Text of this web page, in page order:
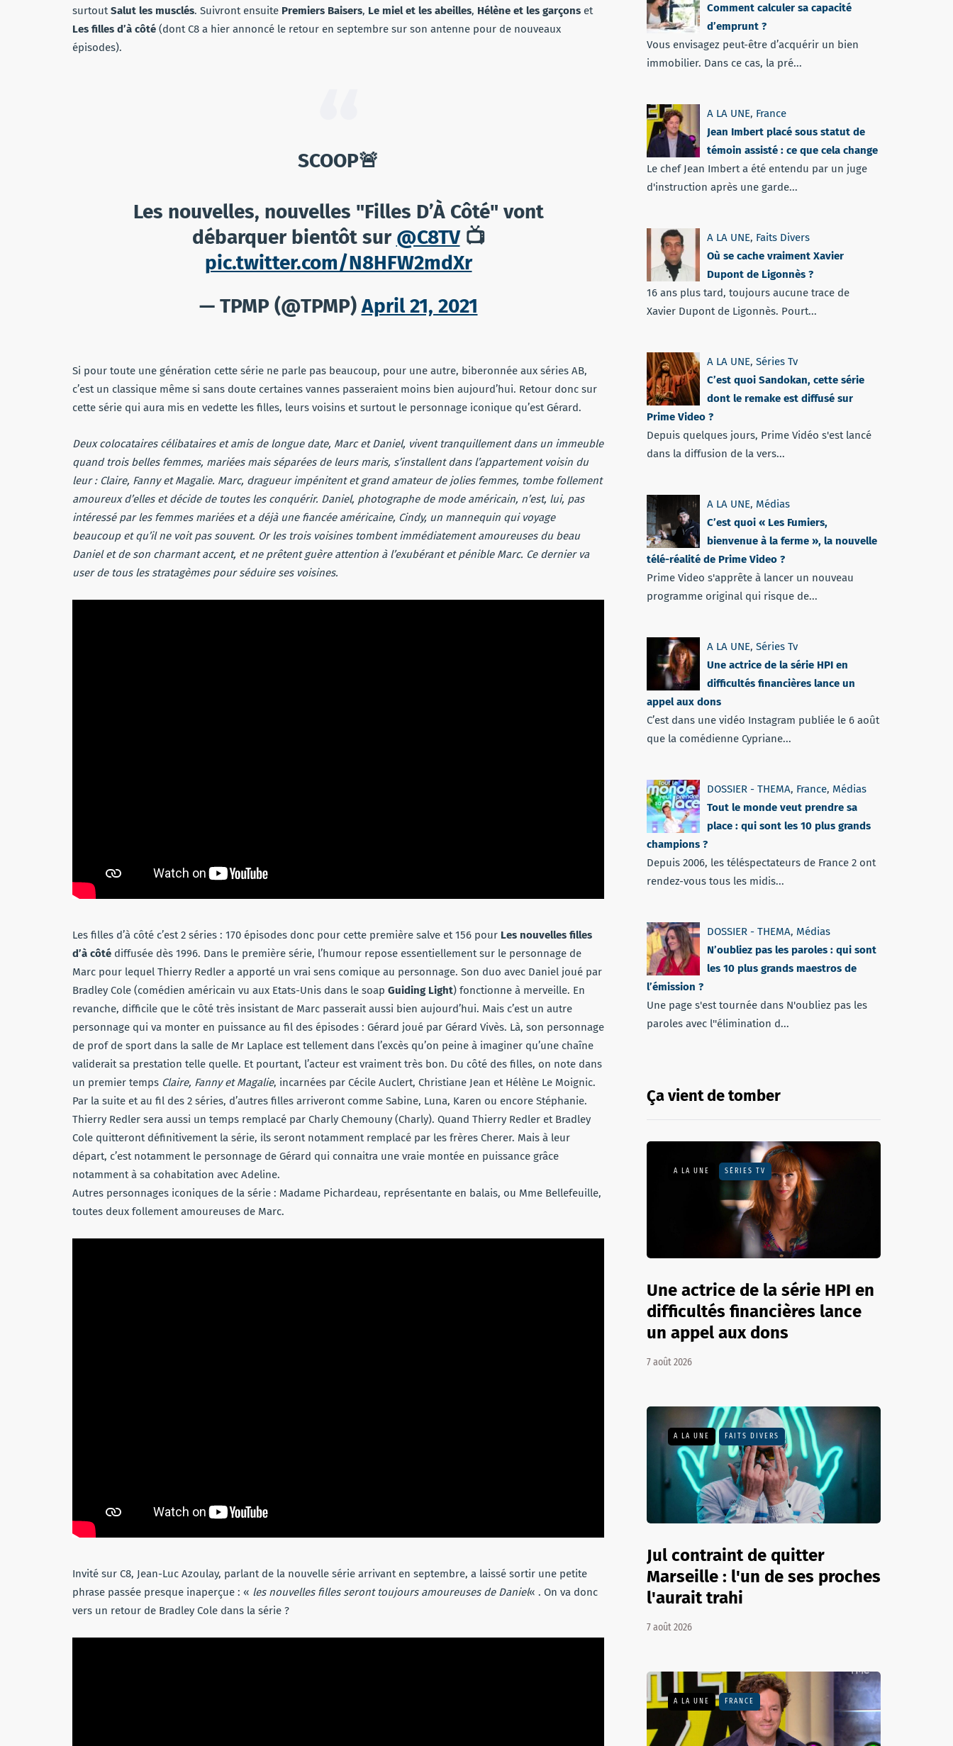
surtoutSalut les musclés. Suivront ensuite Premiers Baisers, Le miel et les abeilles, Hélène et les garçons et
Les filles d’à côté (dont C8 a hier annoncé le retour en septembre sur son antenne pour de nouveaux
épisodes).
SCOOP🚨
Les nouvelles, nouvelles "Filles D’À Côté" vont
débarquer bientôt sur @C8TV📺
pic.twitter.com/N8HFW2mdXr
— TPMP (@TPMP)April 21, 2021
Si pour toute une génération cette série ne parle pas beaucoup, pour une autre, biberonnée aux séries AB,
c’est un classique même si sans doute certaines vannes passeraient moins bien aujourd’hui. Retour donc sur
cette série qui aura mis en vedette les filles, leurs voisins et surtout le personnage iconique qu’est Gérard.
Deux colocataires célibataires et amis de longue date, Marc et Daniel, vivent tranquillement dans un immeuble
quand trois belles femmes, mariées mais séparées de leurs maris, s’installent dans l’appartement voisin du
leur : Claire, Fanny et Magalie. Marc, dragueur impénitent et grand amateur de jolies femmes, tombe follement
amoureux d’elles et décide de toutes les conquérir. Daniel, photographe de mode américain, n’est, lui, pas
intéressé par les femmes mariées et a déjà une fiancée américaine, Cindy, un mannequin qui voyage
beaucoup et qu’il ne voit pas souvent. Or les trois voisines tombent immédiatement amoureuses du beau
Daniel et de son charmant accent, et ne prêtent guère attention à l’exubérant et pénible Marc. Ce dernier va
user de tous les stratagèmes pour séduire ses voisines.
Les filles d’à côté c’est 2 séries : 170 épisodes donc pour cette première salve et 156 pour Les nouvelles filles
d’à côté diffusée dès 1996. Dans le première série, l’humour repose essentiellement sur le personnage de
Marc pour lequel Thierry Redler a apporté un vrai sens comique au personnage. Son duo avec Daniel joué par
Bradley Cole (comédien américain vu aux Etats-Unis dans le soap Guiding Light) fonctionne à merveille. En
revanche, difficile que le côté très insistant de Marc passerait aussi bien aujourd’hui. Mais c’est un autre
personnage qui va monter en puissance au fil des épisodes : Gérard joué par Gérard Vivès. Là, son personnage
de prof de sport dans la salle de Mr Laplace est tellement dans l’excès qu’on peine à imaginer qu’une chaîne
validerait sa prestation telle quelle. Et pourtant, l’acteur est vraiment très bon. Du côté des filles, on note dans
un premier temps Claire, Fanny et Magalie, incarnées par Cécile Auclert, Christiane Jean et Hélène Le Moignic.
Par la suite et au fil des 2 séries, d’autres filles arriveront comme Sabine, Luna, Karen ou encore Stéphanie.
Thierry Redler sera aussi un temps remplacé par Charly Chemouny (Charly). Quand Thierry Redler et Bradley
Cole quitteront définitivement la série, ils seront notamment remplacé par les frères Cherer. Mais à leur
départ, c’est notamment le personnage de Gérard qui connaitra une vraie montée en puissance grâce
notamment à sa cohabitation avec Adeline.
Autres personnages iconiques de la série : Madame Pichardeau, représentante en balais, ou Mme Bellefeuille,
toutes deux follement amoureuses de Marc.
Invité sur C8, Jean-Luc Azoulay, parlant de la nouvelle série arrivant en septembre, a laissé sortir une petite
phrase passée presque inaperçue : « les nouvelles filles seront toujours amoureuses de Daniel« . On va donc
vers un retour de Bradley Cole dans la série ?
Comment calculer sa capacité
d’emprunt ?
Vous envisagez peut-être d’acquérir un bien
immobilier. Dans ce cas, la pré...
A LA UNE, France
Jean Imbert placé sous statut de
témoin assisté : ce que cela change
Le chef Jean Imbert a été entendu par un juge
d'instruction après une garde...
A LA UNE, Faits Divers
Où se cache vraiment Xavier
Dupont de Ligonnès ?
16 ans plus tard, toujours aucune trace de
Xavier Dupont de Ligonnès. Pourt...
A LA UNE, Séries Tv
C’est quoi Sandokan, cette série
dont le remake est diffusé sur
Prime Video ?
Depuis quelques jours, Prime Vidéo s'est lancé
dans la diffusion de la vers...
A LA UNE, Médias
C’est quoi « Les Fumiers,
bienvenue à la ferme », la nouvelle
télé-réalité de Prime Video ?
Prime Video s'apprête à lancer un nouveau
programme original qui risque de...
A LA UNE, Séries Tv
Une actrice de la série HPI en
difficultés financières lance un
appel aux dons
C’est dans une vidéo Instagram publiée le 6 août
que la comédienne Cypriane...
DOSSIER - THEMA, France, Médias
Tout le monde veut prendre sa
place : qui sont les 10 plus grands
champions ?
Depuis 2006, les téléspectateurs de France 2 ont
rendez-vous tous les midis...
DOSSIER - THEMA, Médias
N’oubliez pas les paroles : qui sont
les 10 plus grands maestros de
l’émission ?
Une page s'est tournée dans N'oubliez pas les
paroles avec l''élimination d...
Ça vient de tomber
A LA UNE SÉRIES TV
Une actrice de la série HPI en
difficultés financières lance
un appel aux dons
7 août 2026
A LA UNE FAITS DIVERS
Jul contraint de quitter
Marseille : l'un de ses proches
l'aurait trahi
7 août 2026
A LA UNE FRANCE